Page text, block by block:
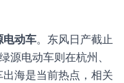
电动车。东风日产截止
源电动车则在杭州、
海是当前热点，相关